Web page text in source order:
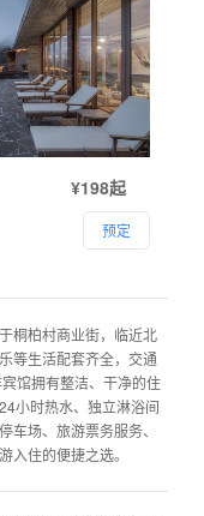
¥198起
预定
柏村商业街，临近北
等生活配套齐全，交通
拥有整洁、干净的住
小时热水、独立淋浴间
车场、旅游票务服务、
入住的便捷之选。